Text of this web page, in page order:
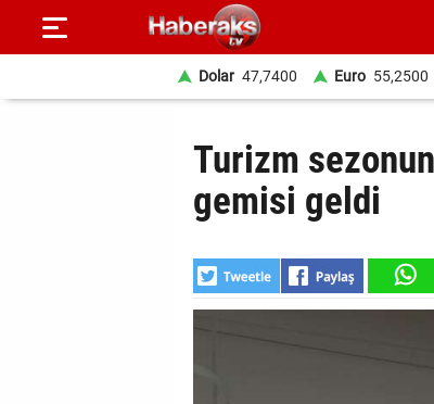
Dolar 47,7400 Euro 55,2500
Turizm
gemisi geldi